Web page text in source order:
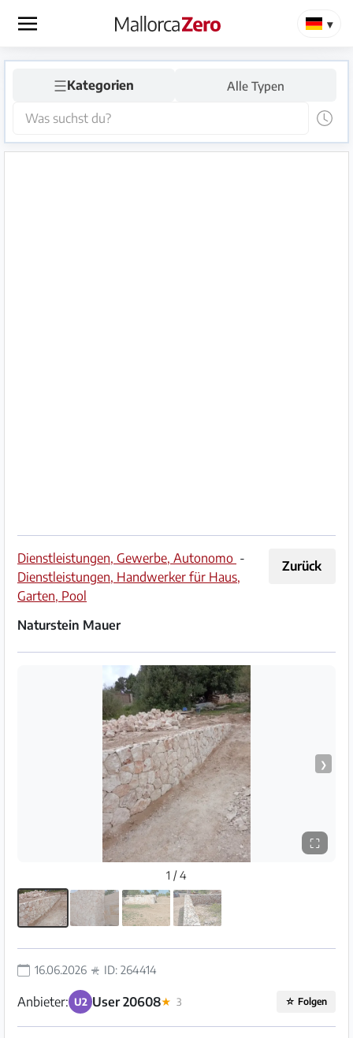
×
Startseite
Anzeige
aufgeben
Hilfe
&
FAQ
☰Kategorien Alle Typen
Zurück
Dienstleistungen, Gewerbe, Autonomo -
Dienstleistungen, Handwerker für Haus,
Garten, Pool
Naturstein Mauer
❯
⛶
1 / 4
16.06.2026 ID: 264414
Anbieter: U2 User 20608★ 3 ☆ Folgen